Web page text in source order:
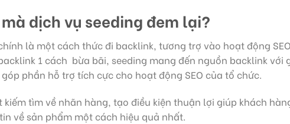
dịch vụ seeding đem lại?
là một cách thức đi backlink, tương trợ vào hoạt động
1 cách bừa bãi, seeding mang đến nguồn backlink với
phần hỗ trợ tích cực cho hoạt động SEO của tổ chức.
kiếm tìm về nhãn hàng, tạo điều kiện thuận lợi giúp khách
về sản phẩm một cách hiệu quả nhất.